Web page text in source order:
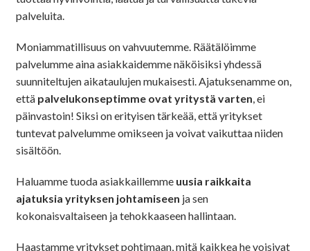
palveluita.
Moniammatillisuus on vahvuutemme. Räätälöimme
palvelumme aina asiakkaidemme näköisiksi yhdessä
suunniteltujen aikataulujen mukaisesti. Ajatuksenamme on,
että palvelukonseptimme ovat yritystä varten, ei
päinvastoin! Siksi on erityisen tärkeää, että yritykset
tuntevat palvelumme omikseen ja voivat vaikuttaa niiden
sisältöön.
Haluamme tuoda asiakkaillemme uusia raikkaita
ajatuksia yrityksen johtamiseen ja sen
kokonaisvaltaiseen ja tehokkaaseen hallintaan.
Haastamme yritykset pohtimaan, mitä kaikkea he voisivat